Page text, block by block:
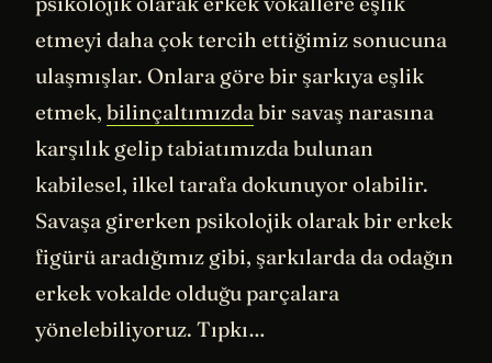
etmeyi daha çok tercih ettiğimiz sonucuna
ulaşmışlar. Onlara göre bir şarkıya eşlik
etmek, bilinçaltımızda bir savaş narasına
karşılık gelip tabiatımızda bulunan
kabilesel, ilkel tarafa dokunuyor olabilir.
Savaşa girerken psikolojik olarak bir erkek
figürü aradığımız gibi, şarkılarda da odağın
erkek vokalde olduğu parçalara
yönelebiliyoruz. Tıpkı…